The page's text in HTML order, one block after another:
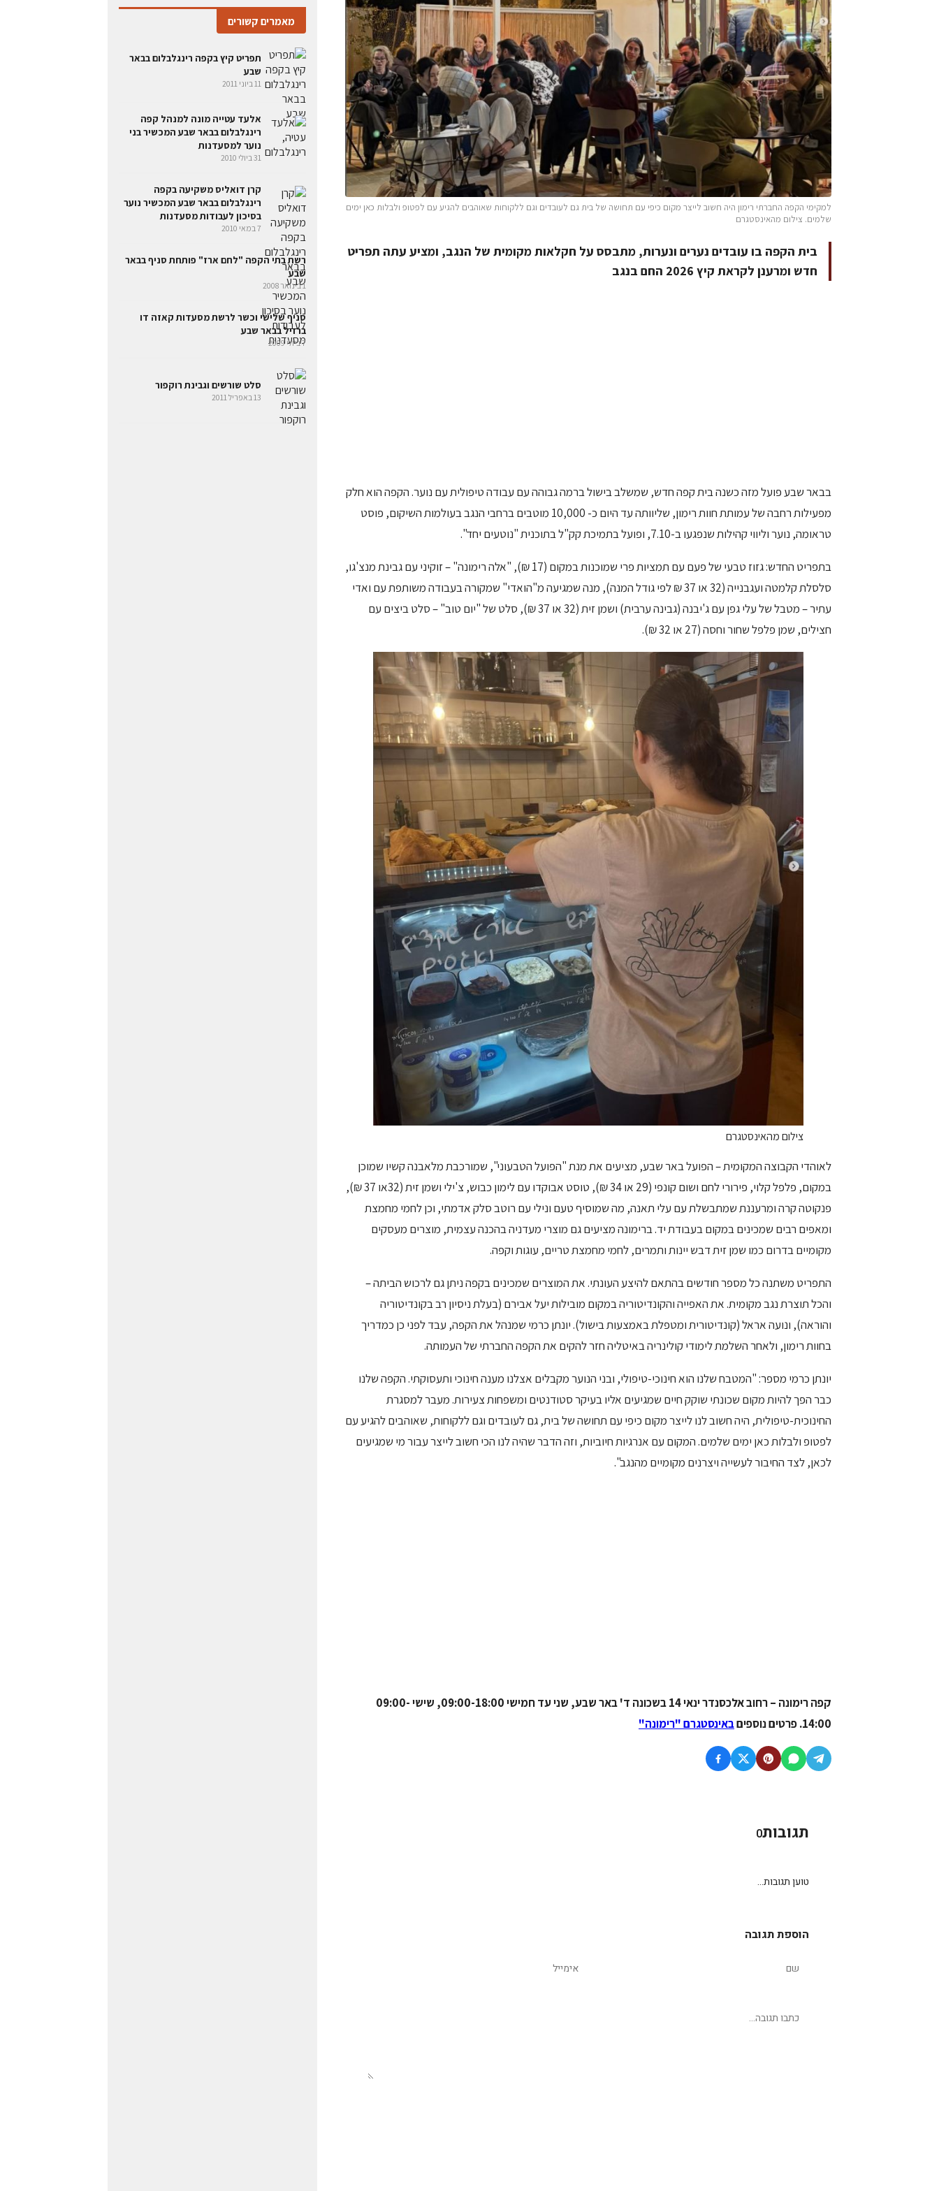
למקימי הקפה החברתי רימון היה חשוב לייצר מקום כיפי עם תחושה של בית גם לעובדים וגם ללקוחות שאוהבים להגיע עם לפטופ ולבלות כאן ימים
שלמים. צילום מהאינסטגרם
בית הקפה בו עובדים נערים ונערות, מתבסס על חקלאות מקומית של הנגב, ומציע עתה תפריט
חדש ומרענן לקראת קיץ 2026 החם בנגב
בבאר שבע פועל מזה כשנה בית קפה חדש, שמשלב בישול ברמה גבוהה עם עבודה טיפולית עם נוער. הקפה הוא חלק
מפעילות רחבה של עמותת חוות רימון, שליוותה עד היום כ- 10,000 מוטבים ברחבי הנגב בעולמות השיקום, פוסט
טראומה, נוער וליווי קהילות שנפגעו ב-7.10, ופועל בתמיכת קק"ל בתוכנית "נוטעים יחד".
בתפריט החדש: גזוז טבעי של פעם עם תמציות פרי שמוכנות במקום (17 ₪), "אלה רימונה" – זוקיני עם גבינת מנצ'גו,
סלסלת קלמטה ועגבנייה (32 או 37 ₪ לפי גודל המנה), מנה שמגיעה מ"הואדי" שמקורה בעבודה משותפת עם ואדי
עתיר – מטבל של עלי גפן עם ג'יבנה (גבינה ערבית) ושמן זית (32 או 37 ₪), סלט של "יום טוב" – סלט ביצים עם
חצילים, שמן פלפל שחור וחסה (27 או 32 ₪).
צילום מהאינסטגרם
לאוהדי הקבוצה המקומית – הפועל באר שבע, מציעים את מנת "הפועל הטבעוני", שמורכבת מלאבנה קשיו שמוכן
במקום, פלפל קלוי, פירורי לחם ושום קונפי (29 או 34 ₪), טוסט אבוקדו עם לימון כבוש, צ'ילי ושמן זית (32או 37 ₪),
פנקוטה קרה ומרעננת שמתבשלת עם עלי תאנה, מה שמוסיף טעם ונילי עם רוטב סלק אדמתי, וכן לחמי מחמצת
ומאפים רבים שמכינים במקום בעבודת יד. ברימונה מציעים גם מוצרי מעדניה בהכנה עצמית, מוצרים מעסקים
מקומיים בדרום כמו שמן זית דבש יינות ותמרים, לחמי מחמצת טריים, עוגות וקפה.
התפריט משתנה כל מספר חודשים בהתאם להיצע העונתי. את המוצרים שמכינים בקפה ניתן גם לרכוש הביתה –
והכל תוצרת נגב מקומית. את האפייה והקונדיטוריה במקום מובילות יעל אבירם (בעלת ניסיון רב בקונדיטוריה
והוראה), ונועה אראל (קונדיטורית ומטפלת באמצעות בישול). יונתן כרמי שמנהל את הקפה, עבד לפני כן כמדריך
בחוות רימון, ולאחר השלמת לימודי קולינריה באיטליה חזר להקים את הקפה החברתי של העמותה.
יונתן כרמי מספר: "המטבח שלנו הוא חינוכי-טיפולי, ובני הנוער מקבלים אצלנו מענה חינוכי ותעסוקתי. הקפה שלנו
כבר הפך להיות מקום שכונתי שוקק חיים שמגיעים אליו בעיקר סטודנטים ומשפחות צעירות. מעבר למסגרת
החינוכית-טיפולית, היה חשוב לנו לייצר מקום כיפי עם תחושה של בית, גם לעובדים וגם ללקוחות, שאוהבים להגיע עם
לפטופ ולבלות כאן ימים שלמים. המקום עם אנרגיות חיוביות, וזה הדבר שהיה לנו הכי חשוב לייצר עבור מי שמגיעים
לכאן, לצד החיבור לעשייה ויצרנים מקומיים מהנגב".
קפה רימונה – רחוב אלכסנדר ינאי 14 בשכונה ד' באר שבע, שני עד חמישי 09:00-18:00, שישי 09:00-
14:00. פרטים נוספיםבאינסטגרם "רימונה"
תגובות0
טוען תגובות...
הוספת תגובה
מאמרים קשורים
תפריט קיץ בקפה רינגלבלום בבאר
שבע
11 ביוני 2011
אלעד עטייה מונה למנהל קפה
רינגלבלום בבאר שבע המכשיר בני
נוער למסעדנות
31 ביולי 2010
קרן דואליס משקיעה בקפה
רינגלבלום בבאר שבע המכשיר נוער
בסיכון לעבודות מסעדנות
7 במאי 2010
רשת בתי הקפה "לחם ארז" פותחת סניף בבאר
שבע
1 בינואר 2008
סניף שלישי וכשר לרשת מסעדות קאזה דו
ברזיל בבאר שבע
7 ביולי 2009
סלט שורשים וגבינת רוקפור
13 באפריל 2011